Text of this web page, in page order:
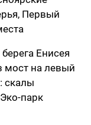
Первый
Енисея
мост на левый
скалы
парк